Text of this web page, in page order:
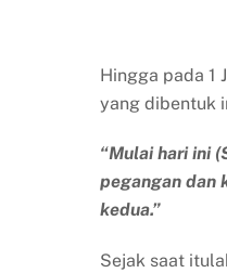
Hingga pada 1
yang dibentuk
“Mulai hari ini
pegangan dan
kedua.”
Sejak saat